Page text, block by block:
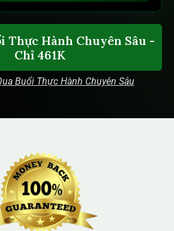
Thực Hành Chuyên Sâu -
Chỉ 461K
Buổi Thực Hành Chuyên Sâu